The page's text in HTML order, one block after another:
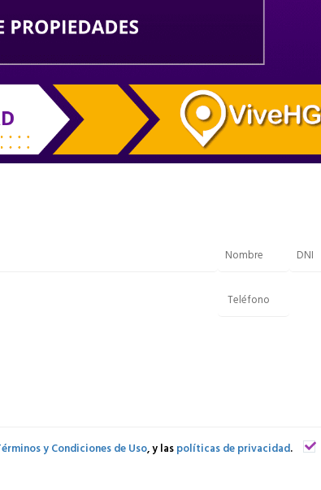
y Condiciones de Uso, y laspolíticas de privacidad.